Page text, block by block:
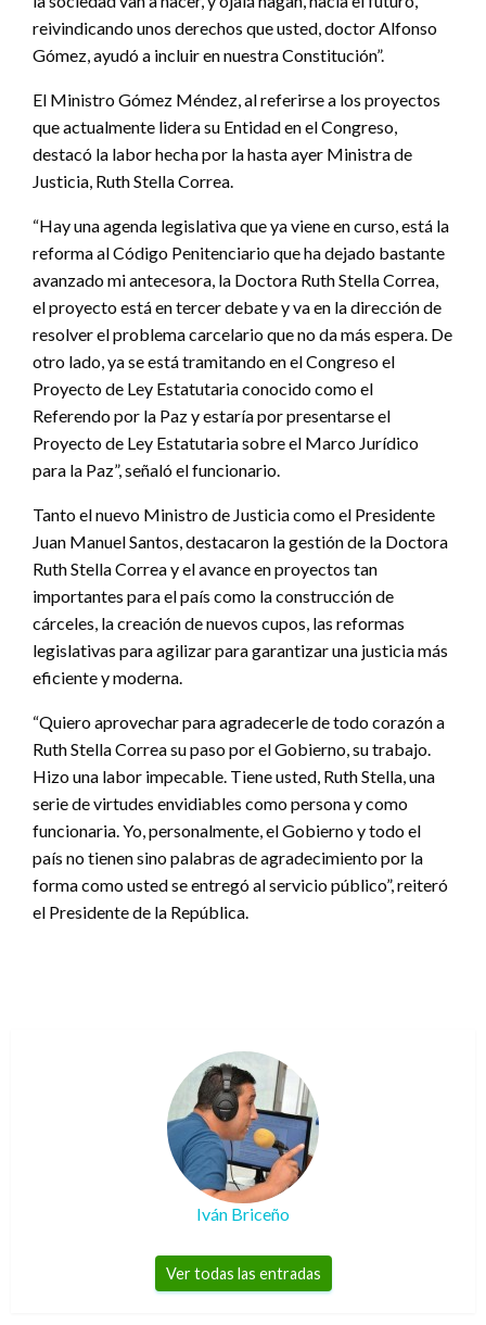
reivindicando unos derechos que usted, doctor Alfonso
Gómez, ayudó a incluir en nuestra Constitución”.
El Ministro Gómez Méndez, al referirse a los proyectos
que actualmente lidera su Entidad en el Congreso,
destacó la labor hecha por la hasta ayer Ministra de
Justicia, Ruth Stella Correa.
“Hay una agenda legislativa que ya viene en curso, está la
reforma al Código Penitenciario que ha dejado bastante
avanzado mi antecesora, la Doctora Ruth Stella Correa,
el proyecto está en tercer debate y va en la dirección de
resolver el problema carcelario que no da más espera. De
otro lado, ya se está tramitando en el Congreso el
Proyecto de Ley Estatutaria conocido como el
Referendo por la Paz y estaría por presentarse el
Proyecto de Ley Estatutaria sobre el Marco Jurídico
para la Paz”, señaló el funcionario.
Tanto el nuevo Ministro de Justicia como el Presidente
Juan Manuel Santos, destacaron la gestión de la Doctora
Ruth Stella Correa y el avance en proyectos tan
importantes para el país como la construcción de
cárceles, la creación de nuevos cupos, las reformas
legislativas para agilizar para garantizar una justicia más
eficiente y moderna.
“Quiero aprovechar para agradecerle de todo corazón a
Ruth Stella Correa su paso por el Gobierno, su trabajo.
Hizo una labor impecable. Tiene usted, Ruth Stella, una
serie de virtudes envidiables como persona y como
funcionaria. Yo, personalmente, el Gobierno y todo el
país no tienen sino palabras de agradecimiento por la
forma como usted se entregó al servicio público”, reiteró
el Presidente de la República.
Iván Briceño
Ver todas las entradas